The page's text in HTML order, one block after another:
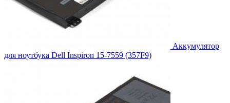
Аккумулятор
для ноутбука Dell Inspiron 15-7559 (357F9)